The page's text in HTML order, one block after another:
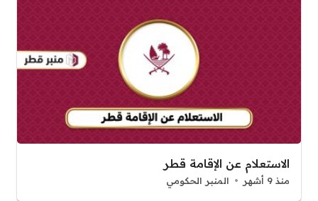
الاستعلام عن الإقامة قطر
منذ 9 أشهر المنبر الحكومي